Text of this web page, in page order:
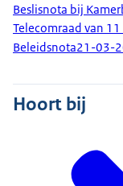
Beslisnota bij
Telecomraad van
Beleidsnota21-03-
Hoort bij